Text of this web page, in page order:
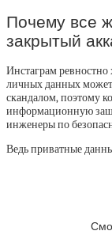
Почему все
закрытый
Инстаграм ревностно
личных данных
скандалом, поэтому
информационную
инженеры по
Ведь приватные